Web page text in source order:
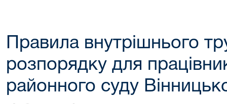
Правила внутрішнього
розпорядку для
районного суду